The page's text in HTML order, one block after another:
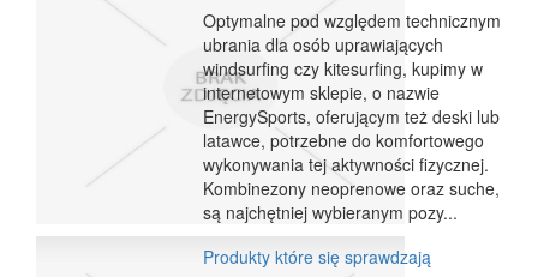
Optymalne pod względem technicznym
ubrania dla osób uprawiających
windsurfing czy kitesurfing, kupimy w
internetowym sklepie, o nazwie
EnergySports, oferującym też deski lub
latawce, potrzebne do komfortowego
wykonywania tej aktywności fizycznej.
Kombinezony neoprenowe oraz suche,
są najchętniej wybieranym pozy...
Produkty które się sprawdzają